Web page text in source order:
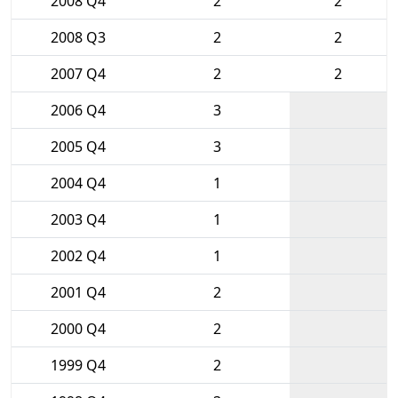
2008 Q3
2
2
2007 Q4
2
2
2006 Q4
3
2005 Q4
3
2004 Q4
1
2003 Q4
1
2002 Q4
1
2001 Q4
2
2000 Q4
2
1999 Q4
2